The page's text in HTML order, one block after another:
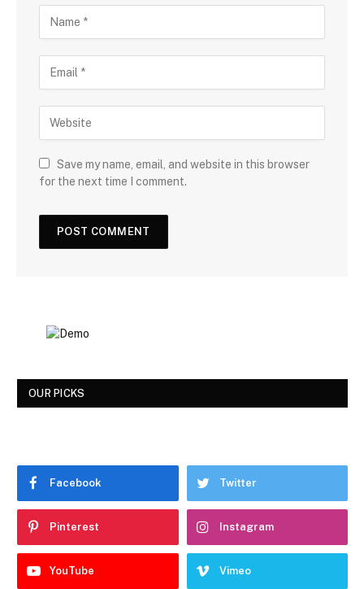
Save my name, email, and website in this browser
for the next time I comment.
OUR PICKS
Facebook Twitter
Pinterest Instagram
YouTube Vimeo